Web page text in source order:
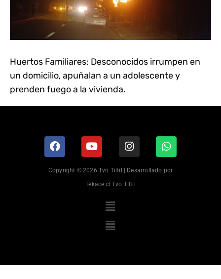
Huertos Familiares: Desconocidos irrumpen en
un domicilio, apuñalan a un adolescente y
prenden fuego a la vivienda.
Copyright © 2026 Tvo Tiltil | Desarrollado por
Tekace.cl Tvo Tiltil